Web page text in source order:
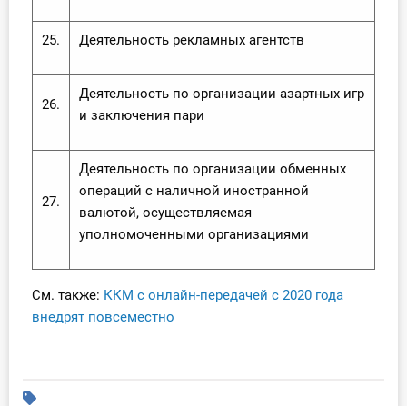
25. Деятельность рекламных агентств
26.
Деятельность по организации азартных игр
и заключения пари
27.
Деятельность по организации обменных
операций с наличной иностранной
валютой, осуществляемая
уполномоченными организациями
См. также: ККМ с онлайн-передачей с 2020 года
внедрят повсеместно